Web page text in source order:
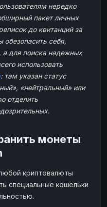
нередко
пакет личных
до квитанций за
себя,
а для поиска надежных
использовать
: там указан статус
«нейтральный» или
отделить
монеты
криптовалюты
специальные кошельки